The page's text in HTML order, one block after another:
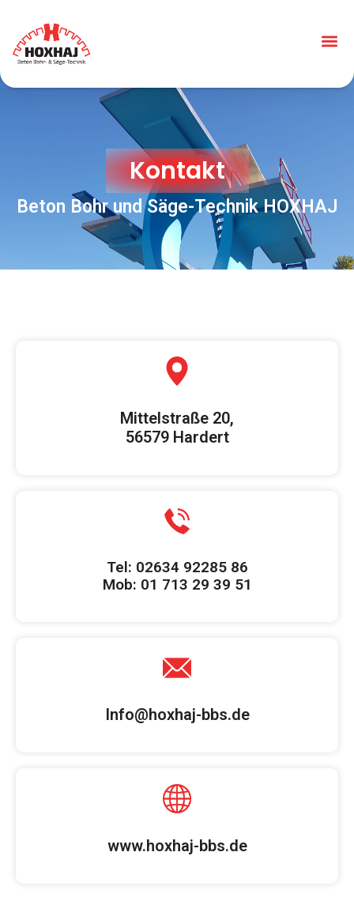
Kontakt
Beton Bohr und Säge-Technik HOXHAJ
Mittelstraße 20,
56579 Hardert
Tel: 02634 92285 86
Mob: 01 713 29 39 51
Info@hoxhaj-bbs.de
www.hoxhaj-bbs.de